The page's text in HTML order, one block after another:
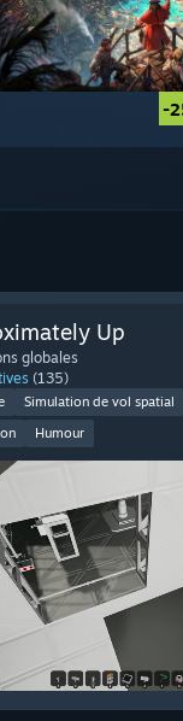
-
Up
globales
(135)
Simulation de vol spatial
Humour